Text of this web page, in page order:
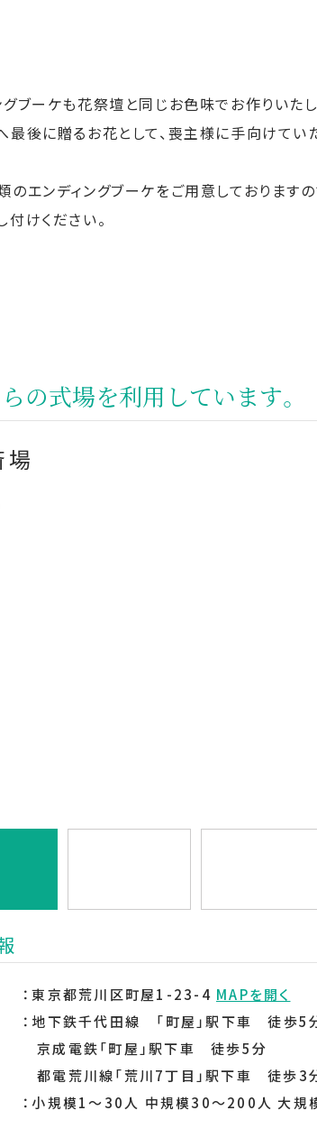
グブーケも花祭壇と同じお色味でお作りいたし
最後に贈るお花として、喪主様に手向けてい
のエンディングブーケをご用意しておりますの
けください。
の式場を利⽤しています。
場
東京都荒川区町屋1-23-4 MAPを開く
地下鉄千代田線 「町屋」駅下車 徒歩5
京成電鉄「町屋」駅下車 徒歩5分
都電荒川線「荒川7丁目」駅下車 徒歩3
小規模1～30人 中規模30～200人 大規